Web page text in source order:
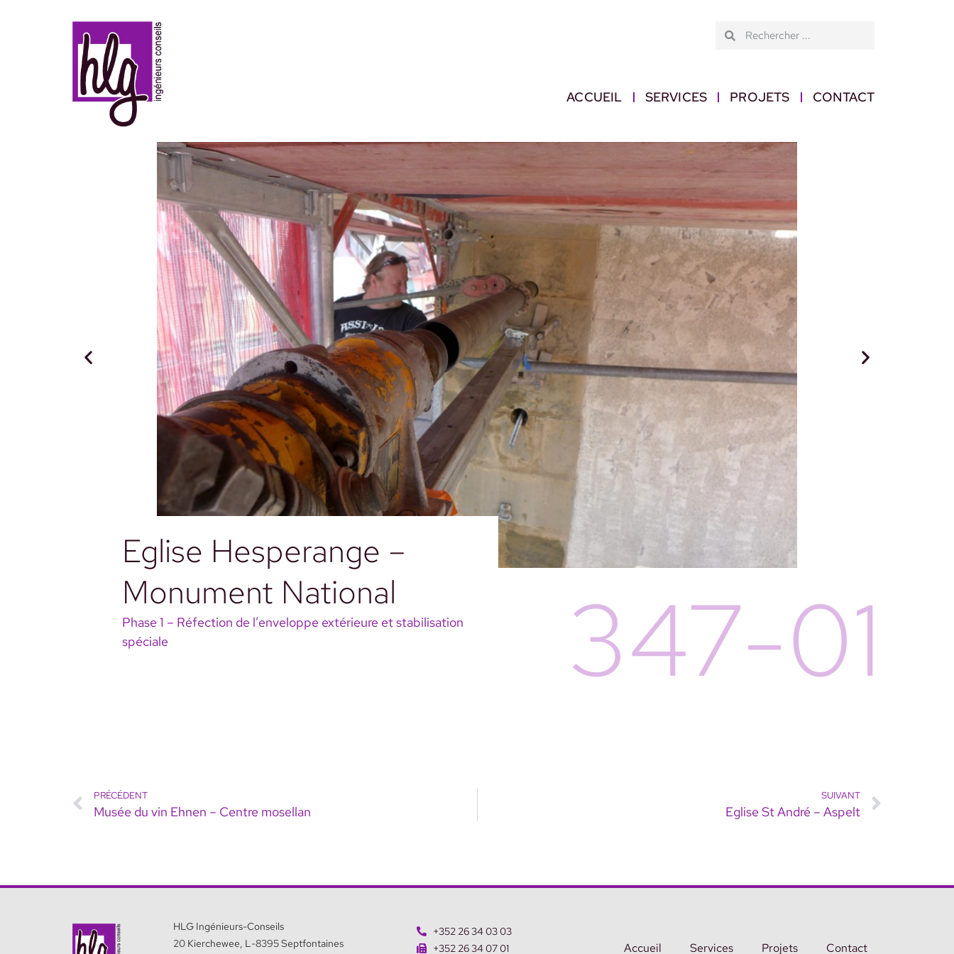
ACCUEIL SERVICES PROJETS CONTACT
Eglise Hesperange –
Monument National
Phase 1 – Réfection de l’enveloppe extérieure et stabilisation
spéciale
347-01
PRÉCÉDENT
Musée du vin Ehnen – Centre mosellan
SUIVANT
Eglise St André – Aspelt
HLG Ingénieurs-Conseils
20 Kierchewee, L-8395 Septfontaines
+352 26 34 03 03
+352 26 34 07 01
Accueil Services Projets Contact